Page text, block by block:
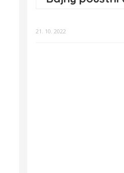
21. 10. 2022